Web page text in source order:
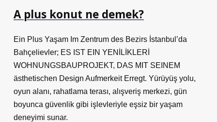
A plus konut ne demek?
Ein Plus Yaşam Im Zentrum des Bezirs İstanbul’da
Bahçelievler; ES IST EIN YENİLİKLERİ
WOHNUNGSBAUPROJEKT, DAS MIT SEINEM
ästhetischen Design Aufmerkeit Erregt. Yürüyüş yolu,
oyun alanı, rahatlama terası, alışveriş merkezi, gün
boyunca güvenlik gibi işlevleriyle eşsiz bir yaşam
deneyimi sunar.